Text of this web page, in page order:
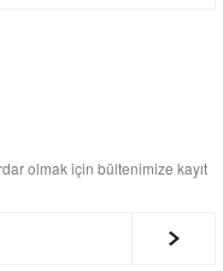
olmak için bültenimize kayıt